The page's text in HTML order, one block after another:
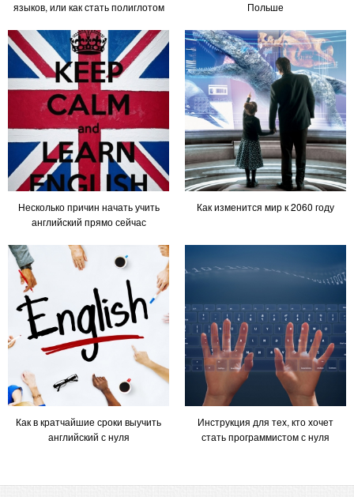
языков, или как стать полиглотом
Польше
Несколько причин начать учить
английский прямо сейчас
Как изменится мир к 2060 году
Как в кратчайшие сроки выучить
английский с нуля
Инструкция для тех, кто хочет
стать программистом с нуля